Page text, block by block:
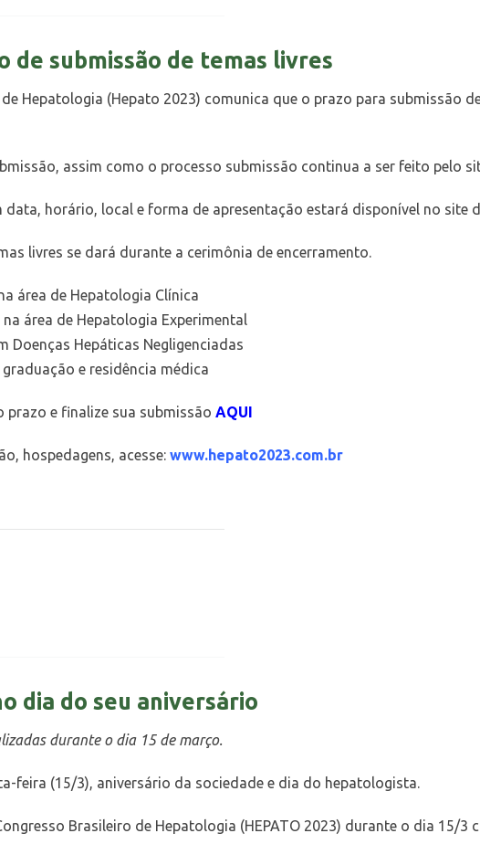
de submissão de temas livres
Hepatologia (Hepato 2023) comunica que o prazo para submissão
assim como o processo submissão continua a ser feito pelo
horário, local e forma de apresentação estará disponível no site
livres se dará durante a cerimônia de encerramento.
área de Hepatologia Clínica
área de Hepatologia Experimental
Doenças Hepáticas Negligenciadas
e residência médica
e finalize sua submissão AQUI
hospedagens, acesse: www.hepato2023.com.br
dia do seu aniversário
durante o dia 15 de março.
feira (15/3), aniversário da sociedade e dia do hepatologista.
Brasileiro de Hepatologia (HEPATO 2023) durante o dia 15/